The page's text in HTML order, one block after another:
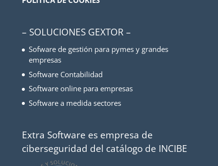
– SOLUCIONES GEXTOR –
Sofware de gestión para pymes y grandes
empresas
Software Contabilidad
Software online para empresas
Software a medida sectores
Extra Software es empresa de
ciberseguridad del catálogo de INCIBE